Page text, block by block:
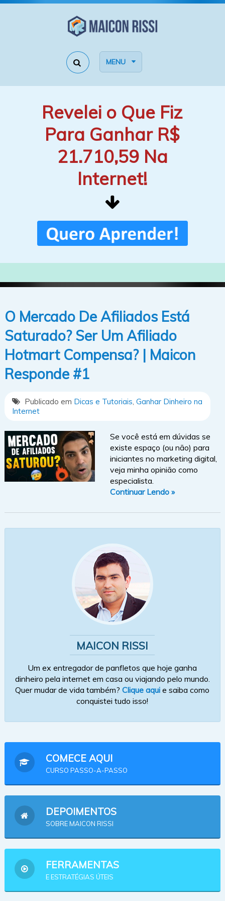
MENU
Revelei o Que Fiz
Para Ganhar R$
21.710,59 Na
Internet!
O Mercado De Afiliados Está
Saturado? Ser Um Afiliado
Hotmart Compensa? | Maicon
Responde #1
Publicado em Dicas e Tutoriais Ganhar Dinheiro na
Internet
Se você está em dúvidas se
existe espaço (ou não) para
iniciantes no marketing digital,
veja minha opinião como
especialista.
Continuar Lendo »
MAICON RISSI
Um ex entregador de panfletos que hoje ganha
dinheiro pela internet em casa ou viajando pelo mundo.
Quer mudar de vida também?Clique aqui e saiba como
conquistei tudo isso!
COMECE AQUI
CURSO PASSO-A-PASSO
DEPOIMENTOS
SOBRE MAICON RISSI
FERRAMENTAS
E ESTRATÉGIAS ÚTEIS